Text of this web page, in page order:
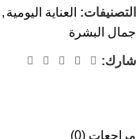
التصنيفات: العناية اليومية ,
جمال البشرة
شارك:
مراجعات (0)